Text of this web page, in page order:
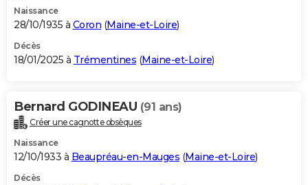
Naissance
28/10/1935 à Coron (Maine-et-Loire)
Décès
18/01/2025 à Trémentines (Maine-et-Loire)
Bernard GODINEAU (91 ans)
Créer une cagnotte obsèques
Naissance
12/10/1933 à Beaupréau-en-Mauges (Maine-et-Loire)
Décès